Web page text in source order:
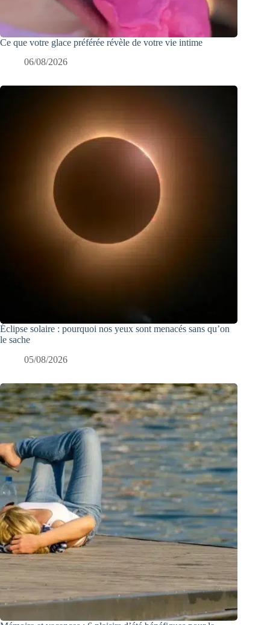
Ce que votre glace préférée révèle de votre vie intime
06/08/2026
Éclipse solaire : pourquoi nos yeux sont menacés sans qu’on
le sache
05/08/2026